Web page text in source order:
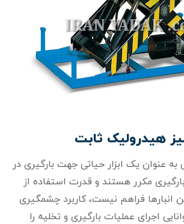
هیدرولیک ثابت
به عنوان یک ابزار حیاتی جهت بارگیری در
بارگیری مکرر هستند و قدرت استفاده از
انبارها فراهم نیست، کاربرد چشمگیری
اجرای عملیات بارگیری و تخلیه را